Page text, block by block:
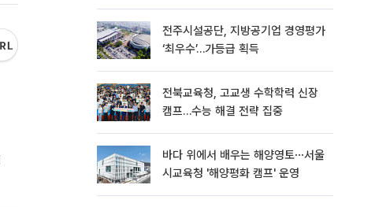
전주시설공단, 지방공기업 경영평가
‘최우수’…가등급 획득
전북교육청, 고교생 수학학력 신장
캠프…수능 해결 전략 집중
바다 위에서 배우는 해양영토⋯서울
시교육청 '해양평화 캠프' 운영